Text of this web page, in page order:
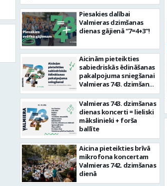
Piesakies dalībai
Valmieras dzimšanas
dienas gājienā “7=4+3”!
Aicinām pieteikties
sabiedriskās ēdināšanas
pakalpojuma sniegšanai
Valmieras 743. dzimšanas
dienas svētkos
Valmieras 743. dzimšanas
dienas koncerti = lieliski
mākslinieki + forša
ballīte
Aicina pieteikties brīvā
mikrofona koncertam
Valmieras 742. dzimšanas
dienā